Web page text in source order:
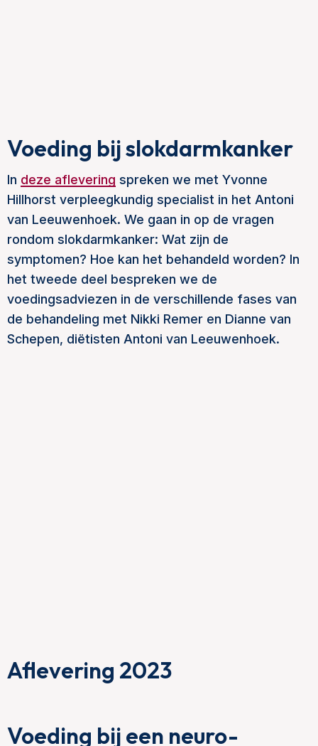
Voeding bij slokdarmkanker
In deze aflevering spreken we met Yvonne
Hillhorst verpleegkundig specialist in het Antoni
van Leeuwenhoek. We gaan in op de vragen
rondom slokdarmkanker: Wat zijn de
symptomen? Hoe kan het behandeld worden? In
het tweede deel bespreken we de
voedingsadviezen in de verschillende fases van
de behandeling met Nikki Remer en Dianne van
Schepen, diëtisten Antoni van Leeuwenhoek.
Aflevering 2023
Voeding bij een neuro-